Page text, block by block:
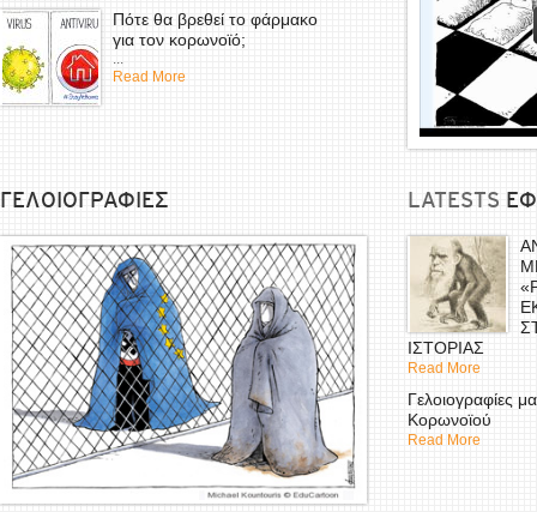
Πότε θα βρεθεί το φάρμακο
για τον κορωνοϊό;
...
Read More
ΓΕΛΟΙΟΓΡΑΦΙΕΣ LATESTS
ΙΣΤΟΡΙΑΣ
Read More
Γελοιογραφίες
Κορωνοϊού
Read More